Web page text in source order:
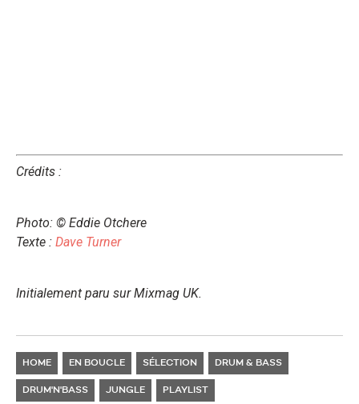
Crédits :
Photo: © Eddie Otchere
Texte : Dave Turner
Initialement paru sur Mixmag UK.
HOME EN BOUCLE SÉLECTION DRUM & BASS
DRUM'N'BASS JUNGLE PLAYLIST